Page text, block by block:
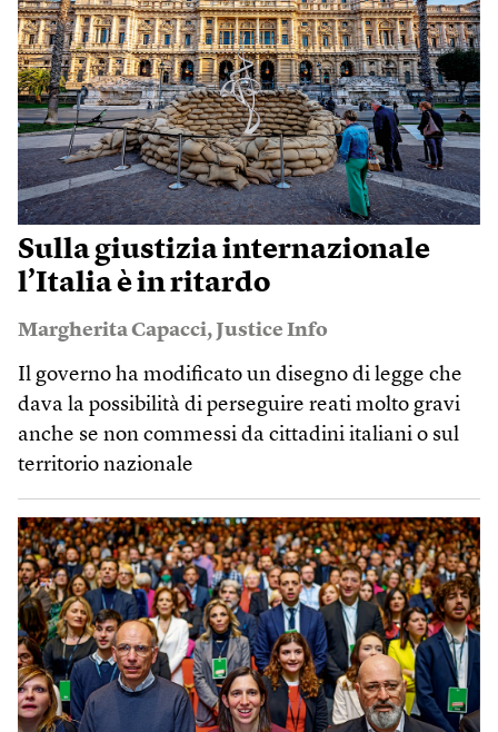
Sulla giustizia internazionale
l’Italia è in ritardo
Margherita Capacci, Justice Info
Il governo ha modificato un disegno di legge che
dava la possibilità di perseguire reati molto gravi
anche se non commessi da cittadini italiani o sul
territorio nazionale